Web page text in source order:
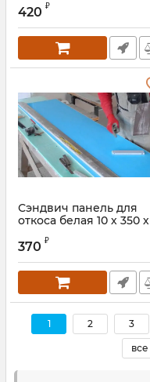
420 ₽
Сэндвич панель для
откоса белая 10 х 350 х
370 ₽
1 2 3
все